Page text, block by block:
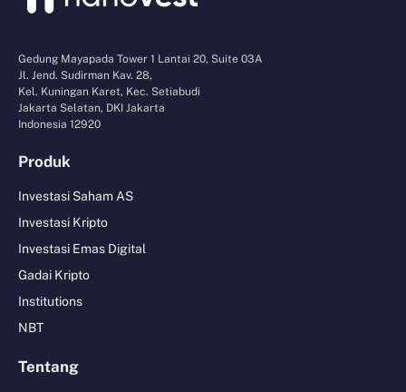
Gedung Mayapada Tower 1 Lantai 20, Suite 03A
Jl. Jend. Sudirman Kav. 28,
Kel. Kuningan Karet, Kec. Setiabudi
Jakarta Selatan, DKI Jakarta
Indonesia 12920
Produk
Investasi Saham AS
Investasi Kripto
Investasi Emas Digital
Gadai Kripto
Institutions
NBT
Tentang